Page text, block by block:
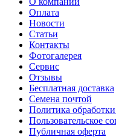
Тмин
Трава для чая
Туласи
Укроп
Фенхель
Хризантема
Цикорий
Цикорий
Черемша
Шпинат
Щавель
Эндивий
Эстрагон
Оплата
Новости
Статьи
Контакты
Фотогалерея​
Сервис
Отзывы
Бесплатная доставка
Семена почтой
Политика
Пользовательское
Публичная оферта